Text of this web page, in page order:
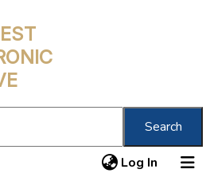
Search
Log In (current)